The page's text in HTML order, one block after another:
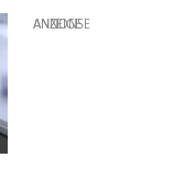
ANZEIGE